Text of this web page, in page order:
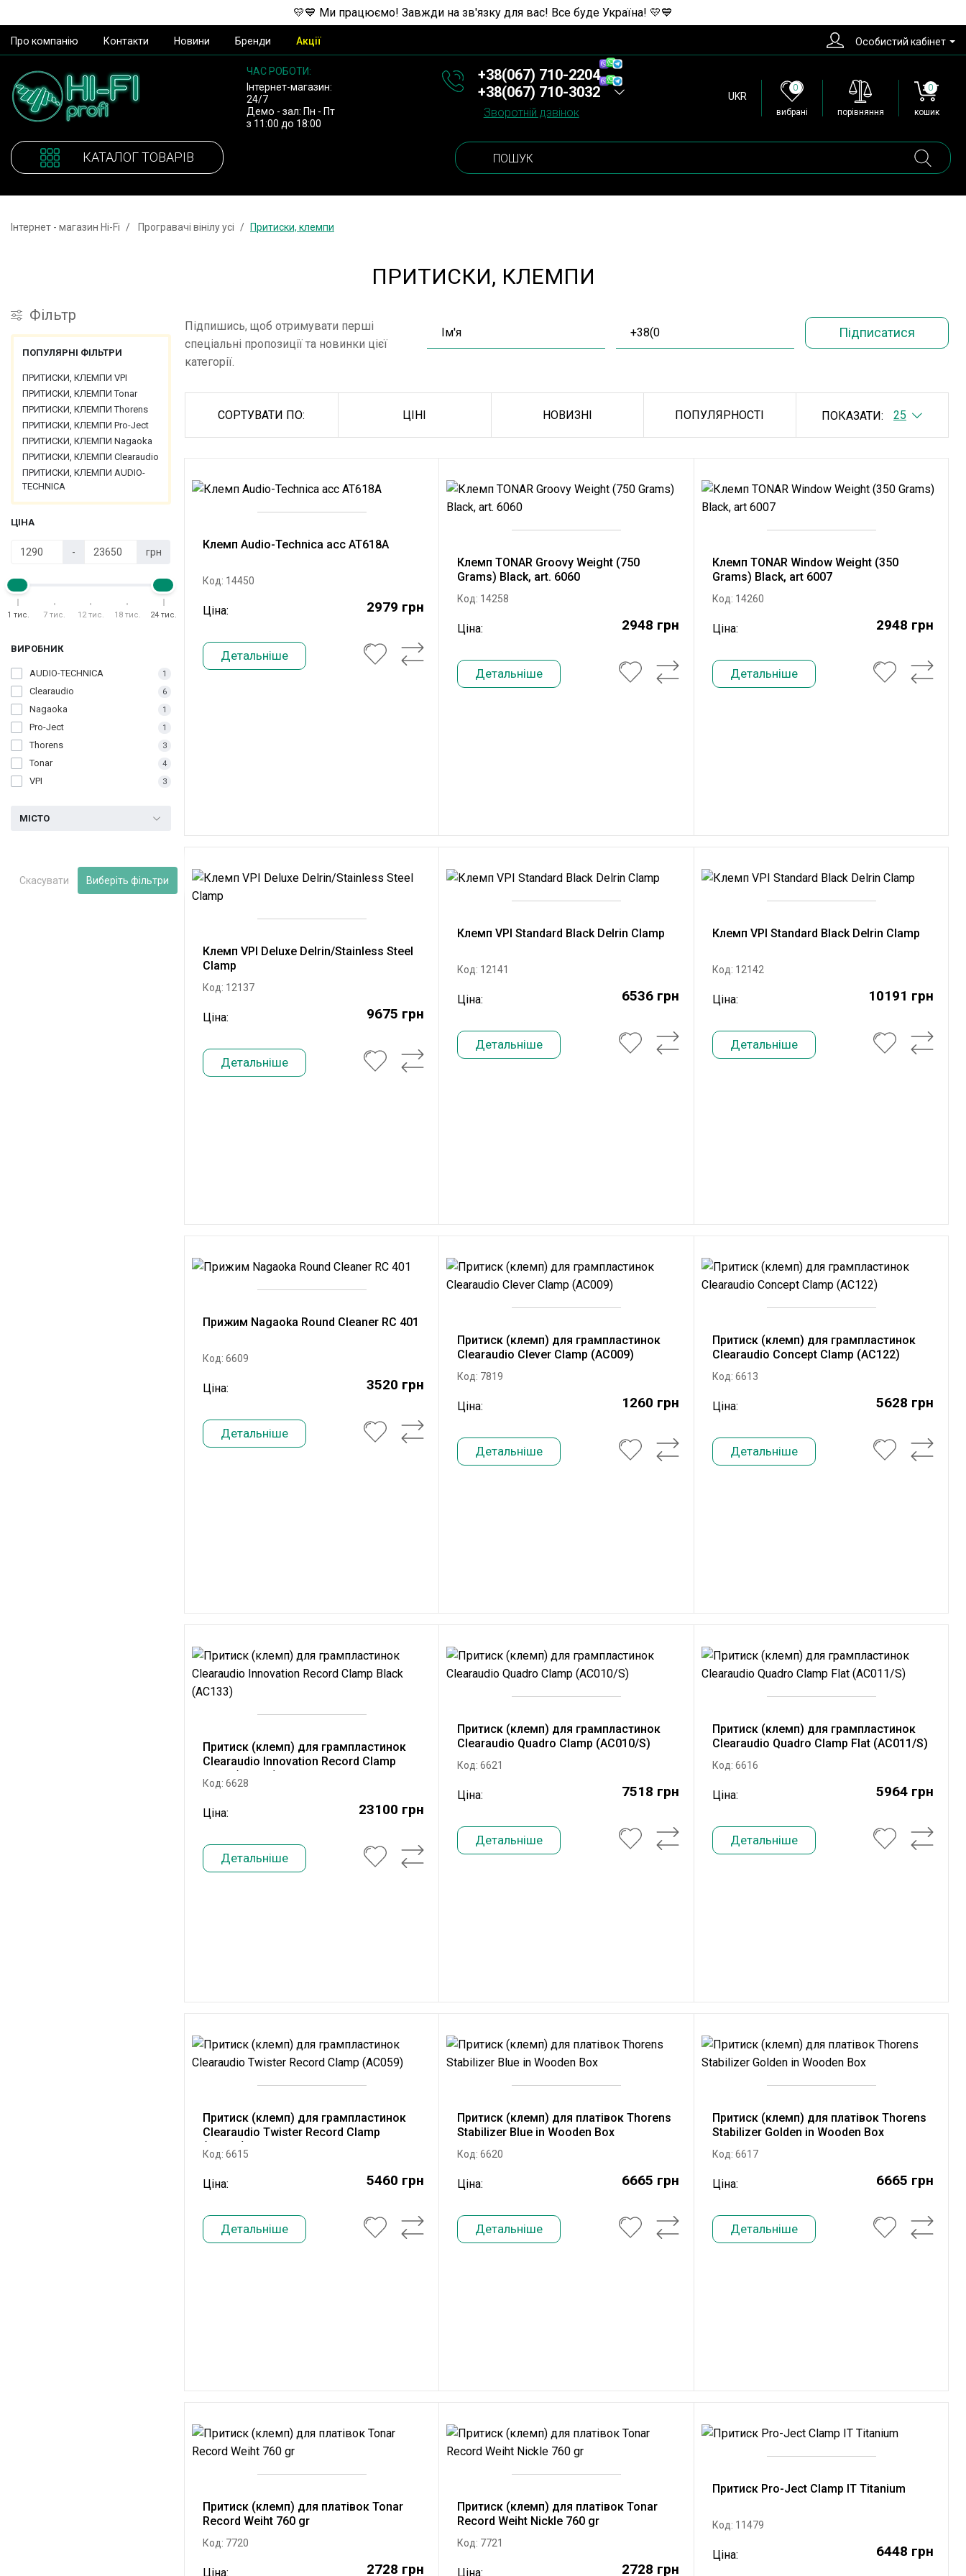
💛💙 Ми працюємо! Завжди на зв'язку для вас! Все буде Україна! 💛💙
Про компанію Контакти Новини Бренди Акції Особистий кабінет
ЧАС РОБОТИ:
Інтернет-магазин:
24/7
Демо - зал: Пн - Пт
з 11:00 до 18:00
+38(067) 710-2204
+38(067) 710-3032
Зворотній дзвінок
UKR
0
вибрані порівняння
0
кошик
КАТАЛОГ ТОВАРІВ
Інтернет - магазин Hi-Fi Програвачі вінілу усі Притиски, клемпи
ПРИТИСКИ, КЛЕМПИ
Фiльтр
ПОПУЛЯРНІ ФІЛЬТРИ
ПРИТИСКИ, КЛЕМПИ VPI
ПРИТИСКИ, КЛЕМПИ Tonar
ПРИТИСКИ, КЛЕМПИ Thorens
ПРИТИСКИ, КЛЕМПИ Pro-Ject
ПРИТИСКИ, КЛЕМПИ Nagaoka
ПРИТИСКИ, КЛЕМПИ Clearaudio
ПРИТИСКИ, КЛЕМПИ AUDIO-
TECHNICA
ЦІНА
- грн
1 тис. 7 тис. 12 тис. 18 тис. 24 тис.
ВИРОБНИК
AUDIO-TECHNICA 1
Clearaudio 6
Nagaoka 1
Pro-Ject 1
Thorens 3
Tonar 4
VPI 3
МІСТО
Скасувати Виберіть фільтри
Підпишись, щоб отримувати перші
спеціальні пропозиції та новинки цієї
категорії.
СОРТУВАТИ ПО: ЦІНІ НОВИЗНІ ПОПУЛЯРНОСТІ ПОКАЗАТИ:
Клемп Audio-Technica acc AT618A
Код: 14450
Ціна: 2979 грн
Детальніше
Клемп TONAR Groovy Weight (750
Grams) Black, art. 6060
Код: 14258
Ціна: 2948 грн
Детальніше
Клемп TONAR Window Weight (350
Grams) Black, art 6007
Код: 14260
Ціна: 2948 грн
Детальніше
Клемп VPI Deluxe Delrin/Stainless Steel
Clamp
Код: 12137
Ціна: 9675 грн
Детальніше
Клемп VPI Standard Black Delrin Clamp
Код: 12141
Ціна: 6536 грн
Детальніше
Клемп VPI Standard Black Delrin Clamp
Код: 12142
Ціна: 10191 грн
Детальніше
Прижим Nagaoka Round Cleaner RC 401
Код: 6609
Ціна: 3520 грн
Детальніше
Притиск (клемп) для грампластинок
Clearaudio Clever Clamp (AC009)
Код: 7819
Ціна: 1260 грн
Детальніше
Притиск (клемп) для грампластинок
Clearaudio Concept Clamp (AC122)
Код: 6613
Ціна: 5628 грн
Детальніше
Притиск (клемп) для грампластинок
Clearaudio Innovation Record Clamp
Black (AC133)
Код: 6628
Ціна: 23100 грн
Детальніше
Притиск (клемп) для грампластинок
Clearaudio Quadro Clamp (AC010/S)
Код: 6621
Ціна: 7518 грн
Детальніше
Притиск (клемп) для грампластинок
Clearaudio Quadro Clamp Flat (AC011/S)
Код: 6616
Ціна: 5964 грн
Детальніше
Притиск (клемп) для грампластинок
Clearaudio Twister Record Clamp
(AC059)
Код: 6615
Ціна: 5460 грн
Детальніше
Притиск (клемп) для платівок Thorens
Stabilizer Blue in Wooden Box
Код: 6620
Ціна: 6665 грн
Детальніше
Притиск (клемп) для платівок Thorens
Stabilizer Golden in Wooden Box
Код: 6617
Ціна: 6665 грн
Детальніше
Притиск (клемп) для платівок Tonar
Record Weiht 760 gr
Код: 7720
Ціна: 2728 грн
Притиск (клемп) для платівок Tonar
Record Weiht Nickle 760 gr
Код: 7721
Ціна: 2728 грн
Притиск Pro-Ject Clamp IT Titanium
Код: 11479
Ціна: 6448 грн